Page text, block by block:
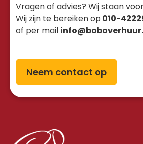
Vragen of advies? Wij staan
Wij zijn te bereiken op 010-
of per mail
Neem contact op